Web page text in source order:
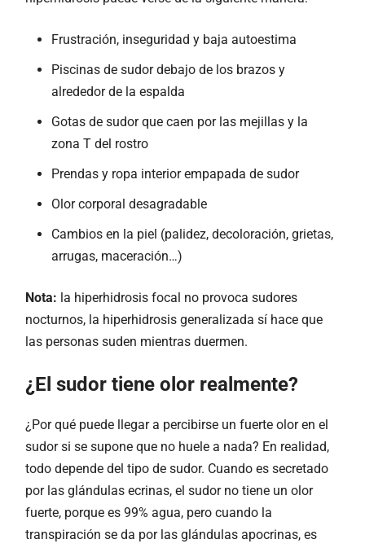
Frustración, inseguridad y baja autoestima
Piscinas de sudor debajo de los brazos y
alrededor de la espalda
Gotas de sudor que caen por las mejillas y la
zona T del rostro
Prendas y ropa interior empapada de sudor
Olor corporal desagradable
Cambios en la piel (palidez, decoloración, grietas,
arrugas, maceración…)
Nota: la hiperhidrosis focal no provoca sudores
nocturnos, la hiperhidrosis generalizada sí hace que
las personas suden mientras duermen.
¿El sudor tiene olor realmente?
¿Por qué puede llegar a percibirse un fuerte olor en el
sudor si se supone que no huele a nada? En realidad,
todo depende del tipo de sudor. Cuando es secretado
por las glándulas ecrinas, el sudor no tiene un olor
fuerte, porque es 99% agua, pero cuando la
transpiración se da por las glándulas apocrinas, es